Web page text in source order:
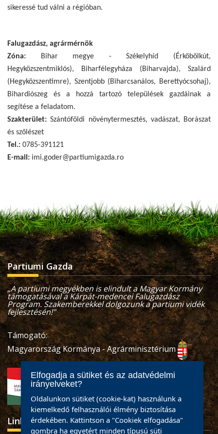
sikeressé tud válni a régióban.
Falugazdász, agrármérnök
Zóna: Bihar megye - Székelyhíd (Érköbölkút,
Hegyközszentmiklós), Biharfélegyháza (Biharvajda), Szalárd
(Hegyközszentimre), Szentjobb (Biharcsanálos, Berettyócsohaj),
Bihardiószeg és a hozzá tartozó települések gazdáinak a
segítése a feladatom.
Szakterület: Szántóföldi növénytermesztés, vadászat, Borászat
és szőlészet
Tel.: 0785-391121
E-mail: imi.goder@partiumigazda.ro
Partiumi Gazda
„A partiumi megyékben is elindult a Magyar Kormány
támogatásával a Kárpát-medencei Falugazdász
Program. Szakemberekkel dolgozunk a partiumi vidék
fejlesztésén!"
Támogató:
Magyarország Kormánya - Agrárminisztérium
Linkek
Elfogadja a sütiket és az adatvédelmi
irányelveket?
Oldalunkon sütiket (cookie-kat) használunk a
kiemelkedő felhasználói élmény biztosítása
érdekében. Kattintson a "Cookiek elfogadása"
gombra ha egyetért minden típusú süti